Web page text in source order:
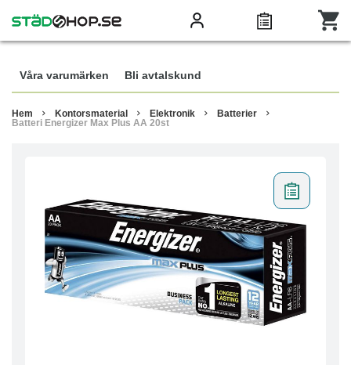
Våra varumärken Bli avtalskund
Hem Kontorsmaterial Elektronik
Batterier
Batteri Energizer Max Plus AA 20st